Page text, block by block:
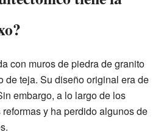
con muros de piedra de granito
de teja. Su diseño original era de
embargo, a lo largo de los
y ha perdido algunos de